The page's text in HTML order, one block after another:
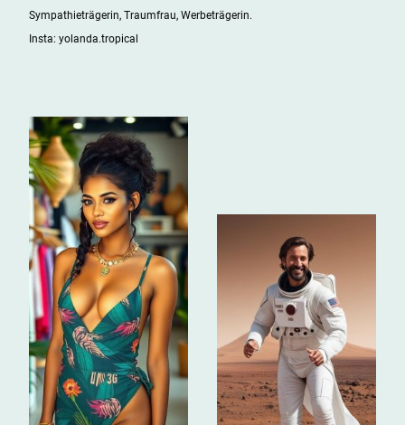
Sympathieträgerin, Traumfrau, Werbeträgerin.
Insta: yolanda.tropical